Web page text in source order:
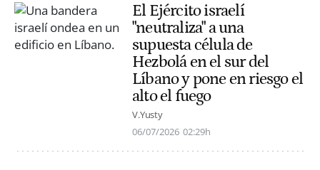
El Ejército israelí
"neutraliza" a una
supuesta célula de
Hezbolá en el sur del
Líbano y pone en riesgo el
alto el fuego
V.Yusty
06/07/2026 02:29h